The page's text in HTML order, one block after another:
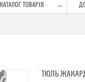
КАТАЛОГ ТОВАРІВ
ТЮЛЬ